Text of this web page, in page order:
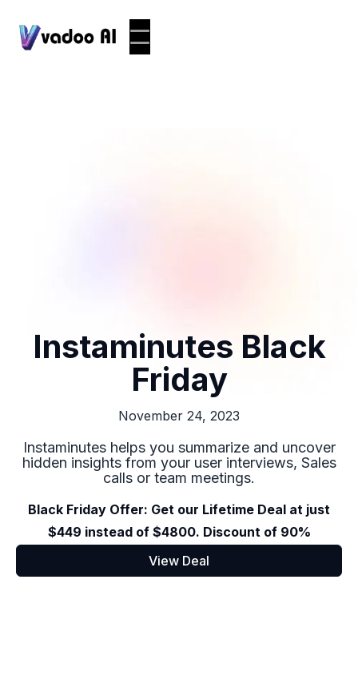
Instaminutes Black
Friday
November 24, 2023
Instaminutes helps you summarize and uncover
hidden insights from your user interviews, Sales
calls or team meetings.
Black Friday Offer: Get our Lifetime Deal at just
$449 instead of $4800. Discount of 90%
View Deal